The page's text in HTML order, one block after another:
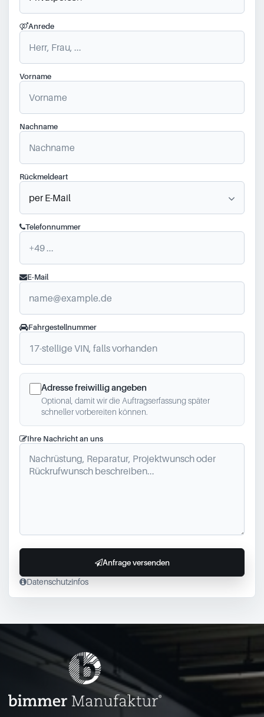
Anrede
Vorname
Nachname
Rückmeldeart
Telefonnummer
E-Mail
Fahrgestellnummer
Adresse freiwillig angeben
Optional, damit wir die Auftragserfassung später
schneller vorbereiten können.
Ihre Nachricht an uns
Datenschutzinfos
Anfrage versenden